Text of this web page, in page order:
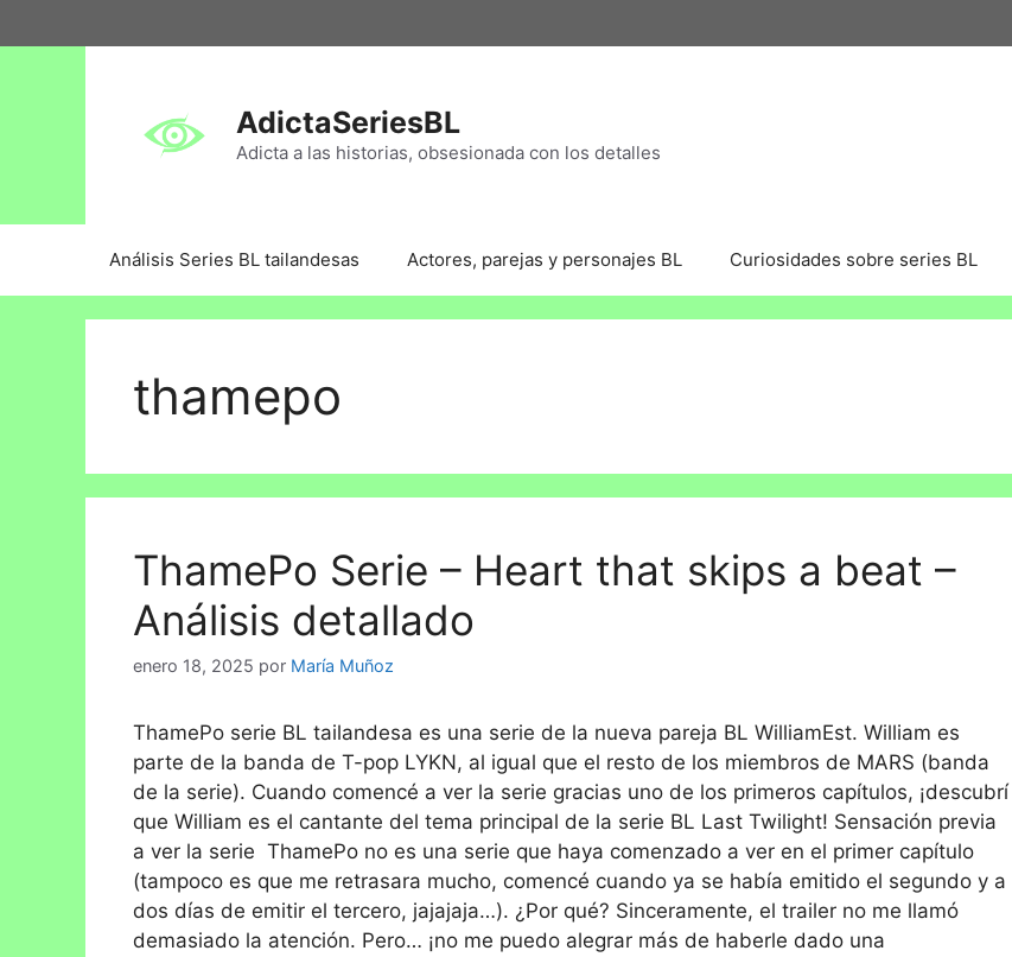
AdictaSeriesBL
Adicta a las historias, obsesionada con los detalles
Análisis Series BL tailandesas Actores, parejas y personajes BL Curiosidades sobre series BL
thamepo
ThamePo Serie – Heart that skips a beat –
Análisis detallado
enero 18, 2025 por María Muñoz
ThamePo serie BL tailandesa es una serie de la nueva pareja BL WilliamEst. William es
parte de la banda de T-pop LYKN, al igual que el resto de los miembros de MARS (banda
de la serie). Cuando comencé a ver la serie gracias uno de los primeros capítulos, ¡descubrí
que William es el cantante del tema principal de la serie BL Last Twilight! Sensación previa
a ver la serie ThamePo no es una serie que haya comenzado a ver en el primer capítulo
(tampoco es que me retrasara mucho, comencé cuando ya se había emitido el segundo y a
dos días de emitir el tercero, jajajaja…). ¿Por qué? Sinceramente, el trailer no me llamó
demasiado la atención. Pero… ¡no me puedo alegrar más de haberle dado una